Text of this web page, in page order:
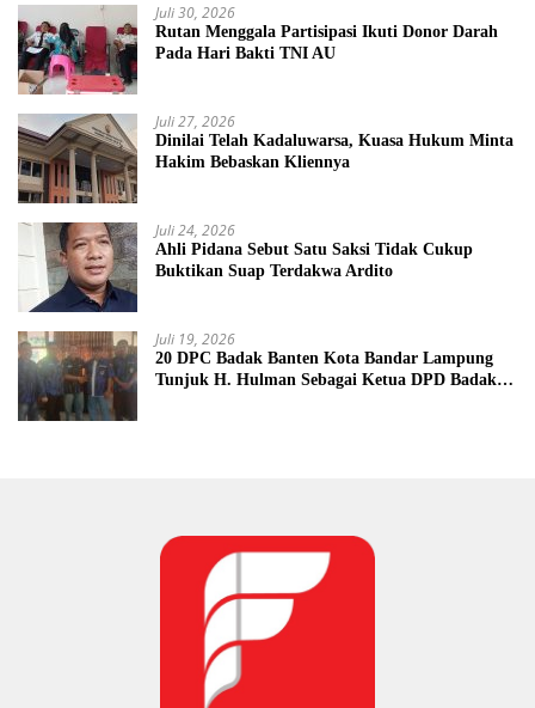
Juli 30, 2026
Rutan Menggala Partisipasi Ikuti Donor Darah
Pada Hari Bakti TNI AU
Juli 27, 2026
Dinilai Telah Kadaluwarsa, Kuasa Hukum Minta
Hakim Bebaskan Kliennya
Juli 24, 2026
Ahli Pidana Sebut Satu Saksi Tidak Cukup
Buktikan Suap Terdakwa Ardito
Juli 19, 2026
20 DPC Badak Banten Kota Bandar Lampung
Tunjuk H. Hulman Sebagai Ketua DPD Badak